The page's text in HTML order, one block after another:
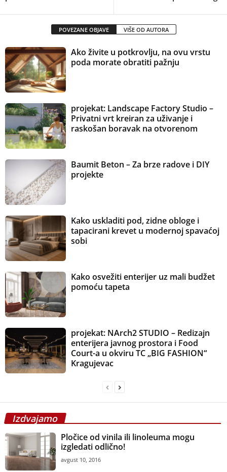
POVEZANE OBJAVE VIŠE OD AUTORA
Ako živite u potkrovlju, na ovu vrstu
poda morate obratiti pažnju
projekat: Landscape Factory Studio –
Privatni vrt kreiran za uživanje i
raskošan boravak na otvorenom
Baumit Beton – Za brze radove i DIY
projekte
Kako uskladiti pod, zidne obloge i
tapacirani krevet u modernoj spavaćoj
sobi
Kako osvežiti enterijer uz mali budžet
pomoću tapeta
projekat: NArch2 STUDIO – Redizajn
enterijera javnog prostora i Food
Court-a u okviru TC „BIG FASHION“
Kragujevac
Izdvajamo
Pločice od vinila ili linoleuma mogu
izgledati odlično!
avgust 10, 2016